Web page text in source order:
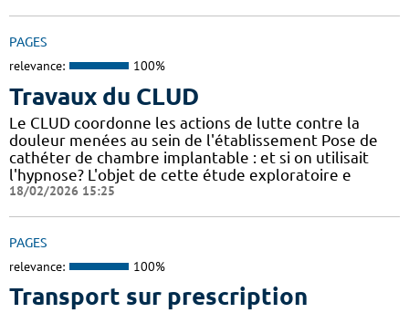
PAGES
relevance: 100%
Travaux du CLUD
Le CLUD coordonne les actions de lutte contre la
douleur menées au sein de l'établissement Pose de
cathéter de chambre implantable : et si on utilisait
l'hypnose? L'objet de cette étude exploratoire e
18/02/2026 15:25
PAGES
relevance: 100%
Transport sur prescription